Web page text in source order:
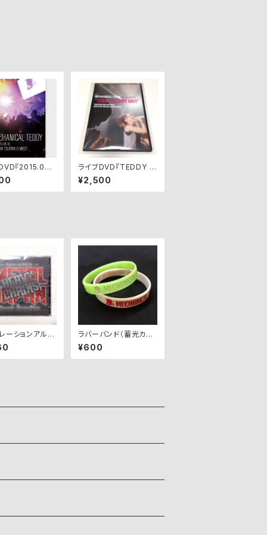
『2015.04.1
TSUTAY
』
ライブDVD『TEDDY S
TEDDY GO!! 2014/0
3/29』
¥2,500
ーションアルバ
JAPAN HE
VOL.1』
ラバーバンド（蓄光カラ
ー）
¥600